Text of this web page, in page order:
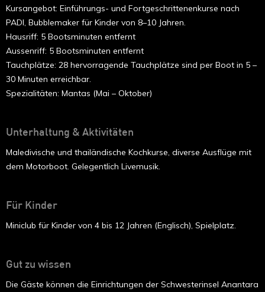
Kursangebot: Einführungs- und Fortgeschrittenenkurse nach
PADI, Bubblemaker für Kinder von 8–10 Jahren.
Hausriff: 5 Bootsminuten entfernt
Aussenriff: 5 Bootsminuten entfernt
Tauchplätze: 28 hervorragende Tauchplätze sind per Boot in 5 –
30 Minuten erreichbar.
Spezialitäten: Mantas (Mai – Oktober)
Unterhaltung & Aktivitäten
Maledivische und thailändische Kochkurse, diverse Ausflüge mit
dem Motorboot. Gelegentlich Livemusik.
Für Kinder
Miniclub für Kinder von 4 bis 12 Jahren (Englisch), Spielplatz.
Gut zu wissen
Die Gäste können die Einrichtungen der Schwesterinsel Anantara